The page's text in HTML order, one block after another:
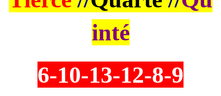
inté
6-10-13-12-8-9